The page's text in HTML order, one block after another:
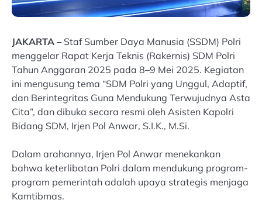
JAKARTA – Staf Sumber Daya Manusia (SSDM) Polri
menggelar Rapat Kerja Teknis (Rakernis) SDM Polri
Tahun Anggaran 2025 pada 8–9 Mei 2025. Kegiatan
ini mengusung tema “SDM Polri yang Unggul, Adaptif,
dan Berintegritas Guna Mendukung Terwujudnya Asta
Cita”, dan dibuka secara resmi oleh Asisten Kapolri
Bidang SDM, Irjen Pol Anwar, S.I.K., M.Si.
Dalam arahannya, Irjen Pol Anwar menekankan
bahwa keterlibatan Polri dalam mendukung program-
program pemerintah adalah upaya strategis menjaga
Kamtibmas.